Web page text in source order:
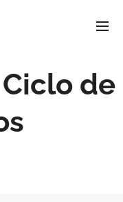
Ciclo de